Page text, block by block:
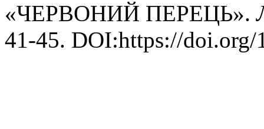
«ЧЕРВОНИЙ ПЕРЕЦЬ».
41-45. DOI:https://doi.org/